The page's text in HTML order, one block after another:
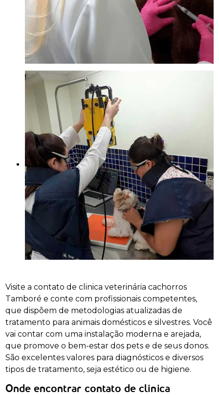
Visite a contato de clinica veterinária cachorros
Tamboré e conte com profissionais competentes,
que dispõem de metodologias atualizadas de
tratamento para animais domésticos e silvestres. Você
vai contar com uma instalação moderna e arejada,
que promove o bem-estar dos pets e de seus donos.
São excelentes valores para diagnósticos e diversos
tipos de tratamento, seja estético ou de higiene.
Onde encontrar contato de clinica